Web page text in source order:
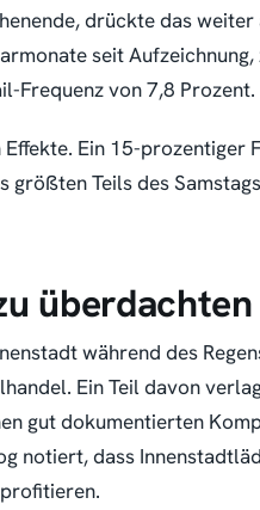
drückte das
seit
Frequenz von 7,8 Prozent.
Ein 15-prozentiger
größten Teils des
während des
Ein Teil davon
gut dokumentierten
notiert, dass